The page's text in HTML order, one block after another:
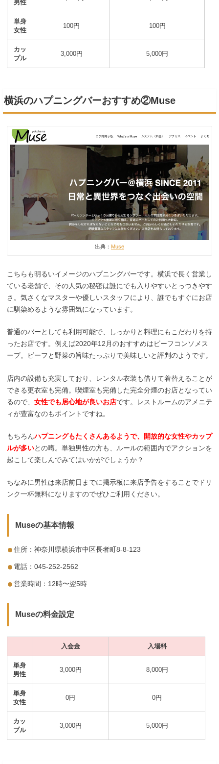
男性
単身
女性
100円 100円
カッ
プル
3,000円 5,000円
横浜のハプニングバーおすすめ②Muse
出典： Muse
こちらも明るいイメージのハプニングバーです。横浜で長く営業し
ている老舗で、その人気の秘密は誰にでも入りやすいとっつきやす
さ。気さくなマスターや優しいスタッフにより、誰でもすぐにお店
に馴染めるような雰囲気になっています。
普通のバーとしても利用可能で、しっかりと料理にもこだわりを持
ったお店です。例えば2020年12月のおすすめはビーフコンソメス
ープ。ビーフと野菜の旨味たっぷりで美味しいと評判のようです。
店内の設備も充実しており、レンタル衣装も借りて着替えることが
できる更衣室も完備。喫煙室も完備した完全分煙のお店となってい
るので、 女性でも居心地が良いお店です。レストルームのアメニテ
ィが豊富なのもポイントですね。
もちろんハプニングもたくさんあるようで、開放的な女性やカップ
ルが多いとの噂。単独男性の方も、ルールの範囲内でアクションを
起こして楽しんでみてはいかがでしょうか？
ちなみに男性は来店前日までに掲示板に来店予告をすることでドリ
ンク一杯無料になりますのでぜひご利用ください。
Museの基本情報
住所：神奈川県横浜市中区長者町8-8-123
電話：045-252-2562
営業時間：12時〜翌5時
Museの料金設定
入会金 入場料
単身
男性
3,000円 8,000円
単身
女性
0円 0円
カッ
プル
3,000円 5,000円